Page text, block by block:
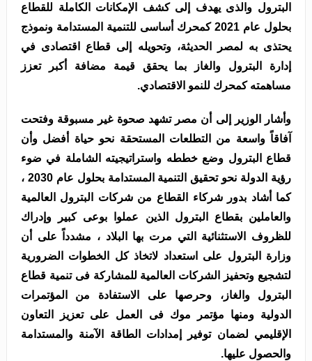
البترول والذى يهدف إلى كشف الإمكانات الكاملة للقطاع
بحلول عام 2021 كمحرك أساسى للتنمية المستدامة ونموذج
يحتذى به لمصر الحديثة، وتحويله إلى قطاع اقتصادى في
إدارة البترول والغاز بما يحقق قيمة مضافة أكبر تعزز
مساهمته كمحرك للنمو الاقتصادي.
وأشار الوزير إلى أن مصر تشهد صحوة غير مسبوقة وفتحت
آفاقاً واسعة من التطلعات المستحقة نحو حياة أفضل وأن
قطاع البترول وضع خططه واستراتيجيته الشاملة في ضوء
رؤية الدولة نحو تحقيق التنمية المستدامة بحلول عام 2030 ،
كما أشاد بدور شركاء القطاع من شركات البترول العالمية
والعاملين بقطاع البترول الذين عملوا بوعى كبير وإدراك
للظروف الاستثنائية التي مرت بها البلاد ، مشدداً على أن
وزارة البترول على استعداد لاتخاذ كل الخطوات الضرورية
لتشجيع وتحفيز الشركات العالمية للمشاركة فى تنمية قطاع
البترول والغاز، وحرصها على الاستفادة من المؤتمرات
الدولية ومنها مؤتمر موك فى العمل على تعزيز التعاون
الإقليمي لضمان توفير إمدادات الطاقة الآمنة والمستدامة
والحصول عليها.